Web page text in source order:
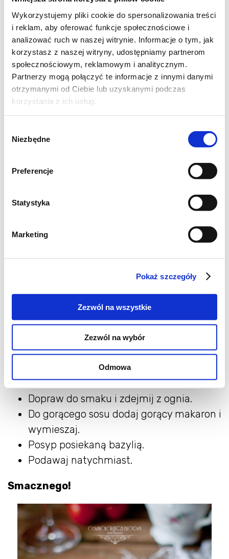
Wykorzystujemy pliki cookie do spersonalizowania treści
i reklam, aby oferować funkcje społecznościowe i
analizować ruch w naszej witrynie. Informacje o tym, jak
korzystasz z naszej witryny, udostępniamy partnerom
społecznościowym, reklamowym i analitycznym.
Partnerzy mogą połączyć te informacje z innymi danymi
otrzymanymi od Ciebie lub uzyskanymi podczas
korzystania z ich usług.
zgody
Niezbędne
Preferencje
Statystyka
Marketing
Pokaż szczegóły
Zezwól na wszystkie
Zezwól na wybór
Odmowa
1 łyżeczka skórki otartej z cytryny
sól morka do smaku
2 łyżki oliwy
świeża bazylia
makaron np kokardki – Farfalle
W osolonym wrzątku ugotuj makaron wg
szklankę wody, w której się gotował.
Na rozgrzanej oliwie zeszklij
cebulkę/szalotkę i czosnek. Dodaj mięso
mielone i podsmaż chwilę.
Następnie dodaj pokrojone w plasterki
pieczarki. Podsmaż aż zmiękną.
Całość dopraw pieprzem i chili i podlej
winem.
Zredukuj wino.
Dodaj skórkę drobno startą z cytryny.
Dodaj mascarpone i dokładnie
wymieszaj. W razie konieczności, podlej
odlaną wodą po gotowaniu makaronu, by
rozrzedzić nieco sos.
Dopraw do smaku i zdejmij z ognia.
Do gorącego sosu dodaj gorący makaron i
wymieszaj.
Posyp posiekaną bazylią.
Podawaj natychmiast.
Smacznego!